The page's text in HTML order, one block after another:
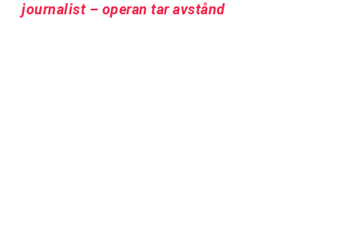
journalist – operan tar avstånd